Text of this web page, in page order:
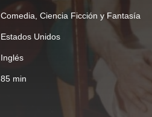
Comedia Ciencia Ficción y Fantasía
Estados Unidos
Inglés
85 min